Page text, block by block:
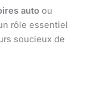
auto ou
rôle essentiel
soucieux de